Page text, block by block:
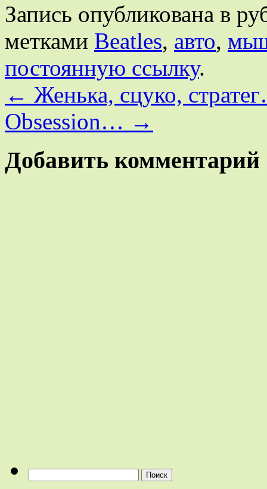
Запись опубликована в
метками Beatles, авто,
постоянную ссылку.
← Женька, сцуко,
Obsession… →
Добавить комментарий